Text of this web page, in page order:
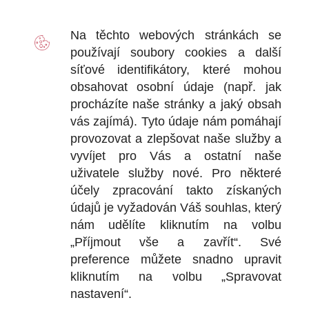
Na těchto webových stránkách se
používají souborycookies a další
síťové identifikátory, které mohou
obsahovat osobní údaje (např. jak
procházíte naše stránky a jaký obsah
vás zajímá). Tyto údaje nám pomáhají
provozovat a zlepšovat naše služby a
vyvíjet pro Vás a ostatní naše
uživatele služby nové. Pro některé
účely zpracování takto získaných
údajů je vyžadován Váš souhlas, který
nám udělíte kliknutím na volbu
„Příjmout vše a zavřít“. Své
preference můžete snadno upravit
kliknutím na volbu „Spravovat
nastavení“.
Obchodní
Ochrana